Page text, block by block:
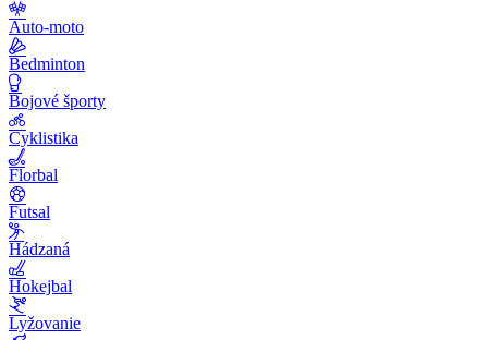
Auto-moto
Bedminton
Bojové športy
Cyklistika
Florbal
Futsal
Hádzaná
Hokejbal
Lyžovanie